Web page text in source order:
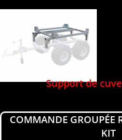
Support de cuve
COMMANDE GROUPÉE
KIT